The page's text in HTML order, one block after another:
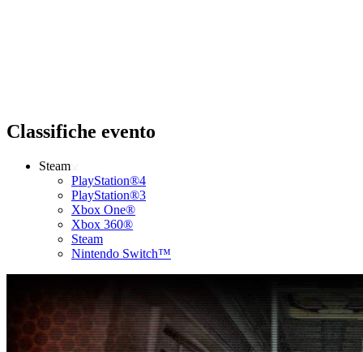
Classifiche evento
Steam
PlayStation®4
PlayStation®3
Xbox One®
Xbox 360®
Steam
Nintendo Switch™